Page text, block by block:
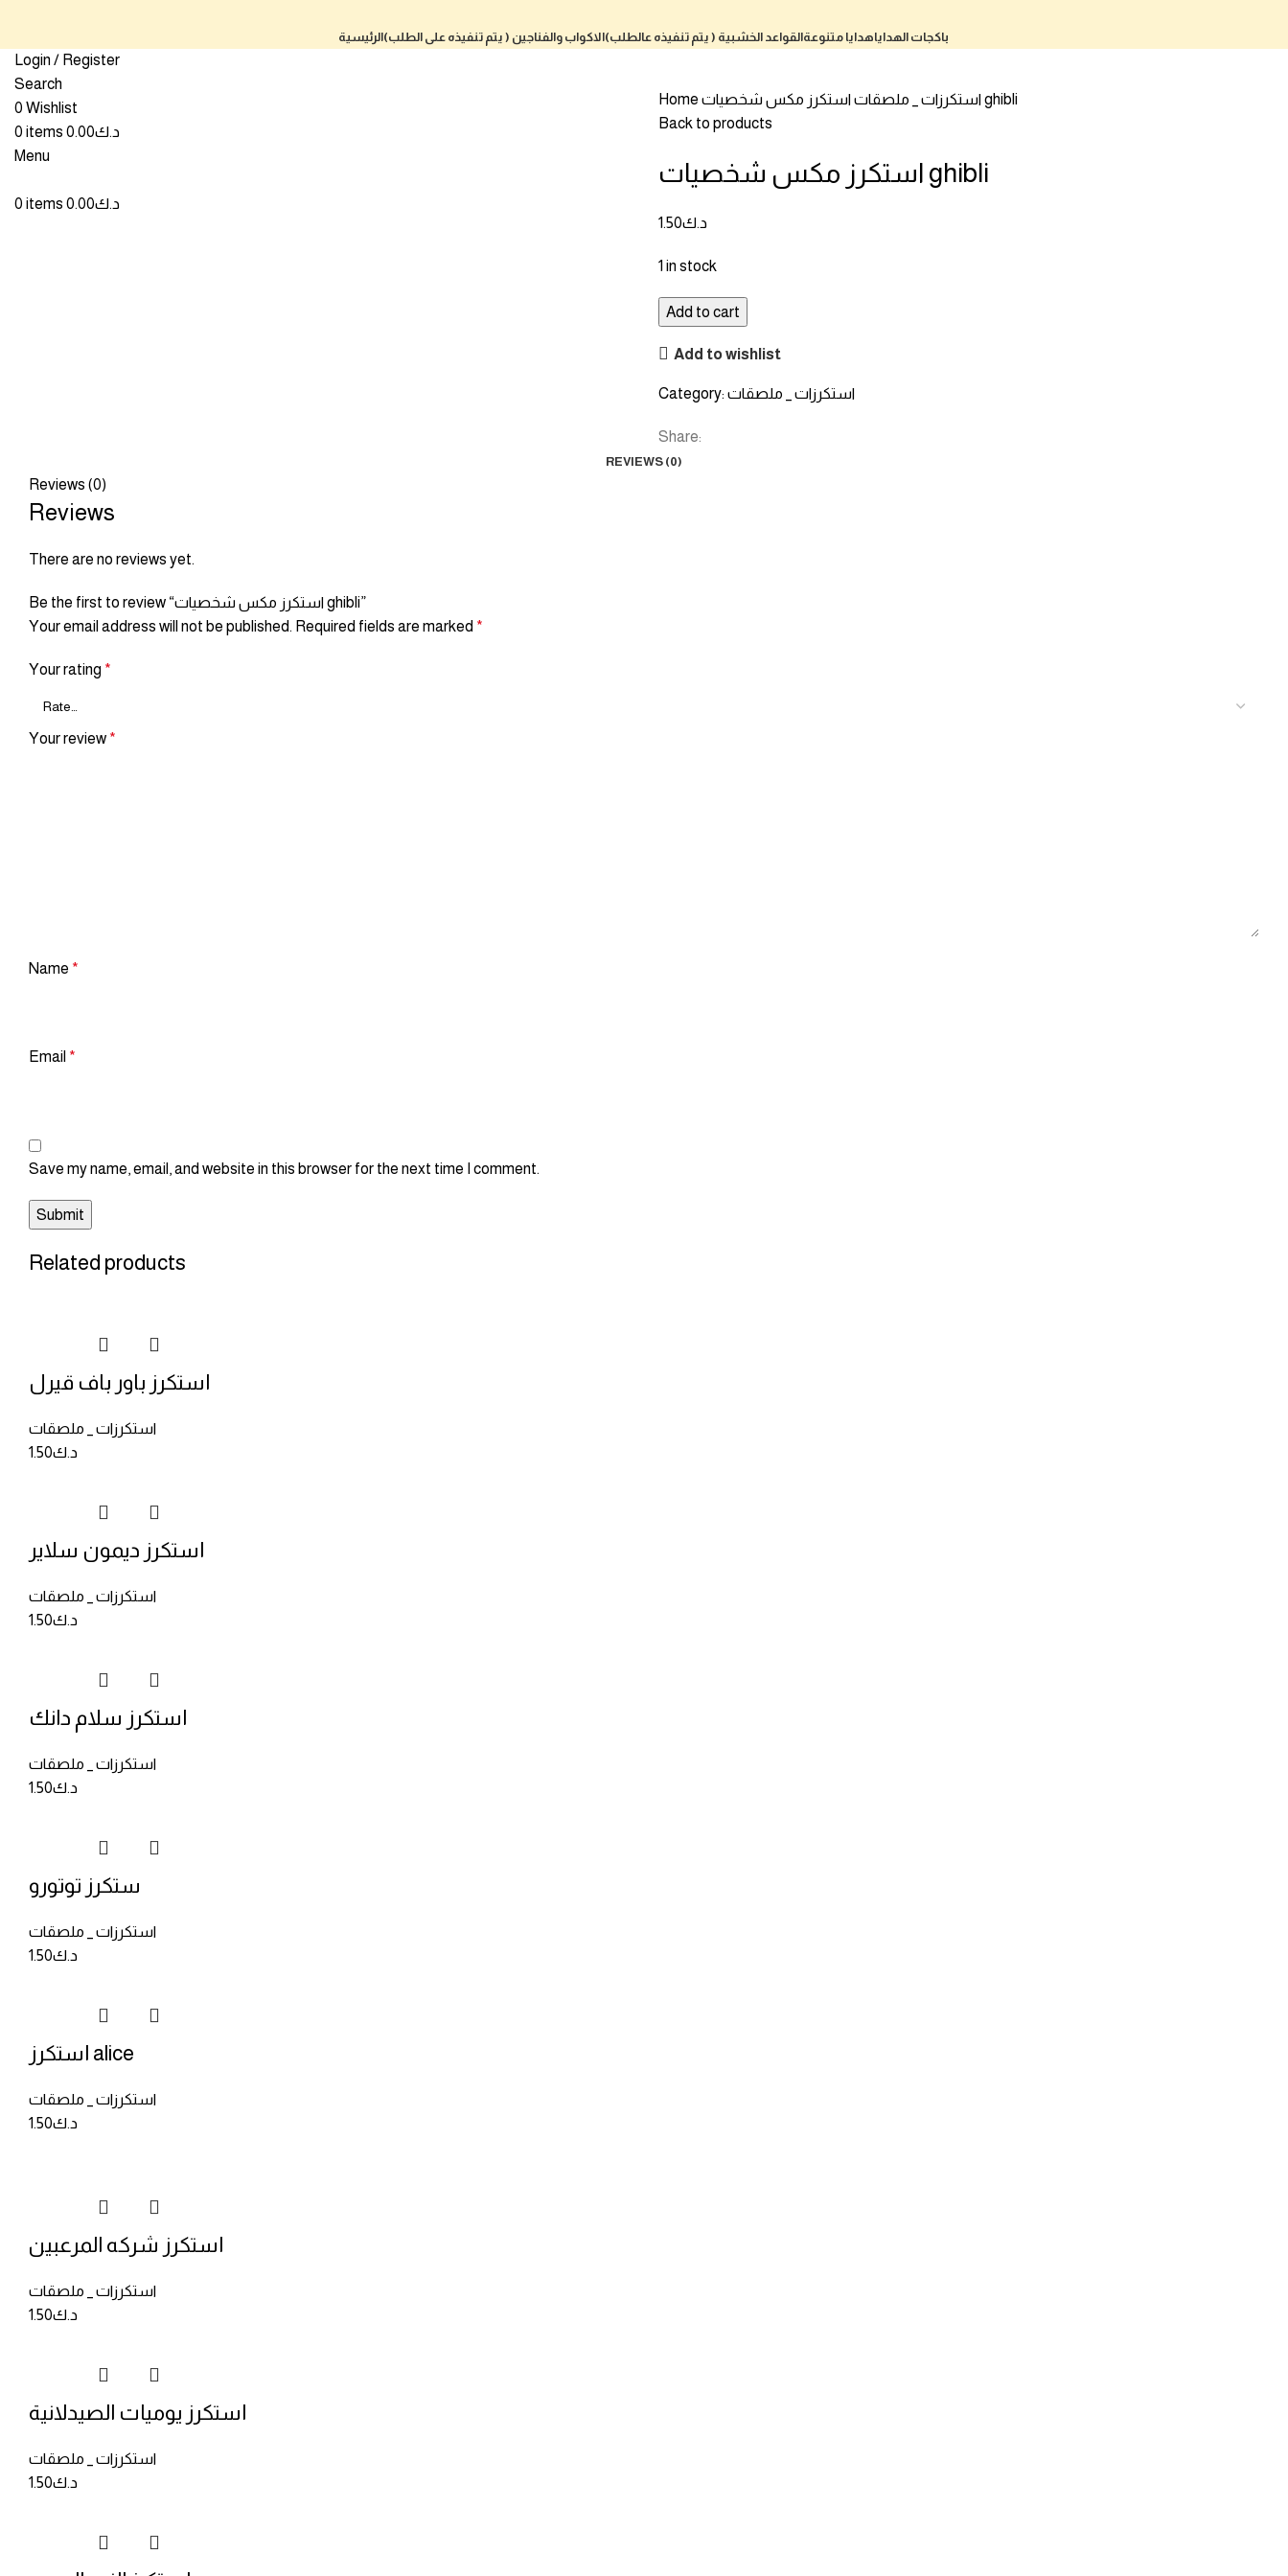
الرئيسيةالاكواب والفناجين ( يتم تنفيذه على الطلب)القواعد الخشبية ( يتم تنفيذه عالطلب)هدايا متنوعة
Login / Register
Search
0 Wishlist
0 items د.ك0.00
Menu
0 items د.ك0.00
Click to enlarge
Home استكرزات _ ملصقاتاستكرز مكس شخصيات ghibli
Back to products
استكرز مكس شخصيات ghibli
د.ك1.50
1 in stock
Add to cart
Add to wishlist
Category: استكرزات _ ملصقات
Share:
REVIEWS (0)
Reviews (0)
Reviews
There are no reviews yet.
Be the first to review “استكرز مكس شخصيات ghibli”
Your email address will not be published. Required fields are marked *
Your rating *
Your review *
Name *
Email *
Save my name, email, and website in this browser for the next time I comment.
Related products
استكرز باور باف قيرل
استكرزات _ ملصقات
د.ك1.50
استكرز ديمون سلاير
استكرزات _ ملصقات
د.ك1.50
استكرز سلام دانك
استكرزات _ ملصقات
د.ك1.50
ستكرز توتورو
استكرزات _ ملصقات
د.ك1.50
استكرز alice
استكرزات _ ملصقات
د.ك1.50
استكرز شركه المرعبين
استكرزات _ ملصقات
د.ك1.50
استكرز يوميات الصيدلانية
استكرزات _ ملصقات
د.ك1.50